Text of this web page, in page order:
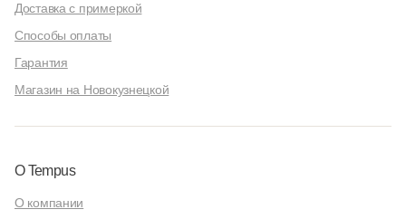
Доставка с примеркой
Способы оплаты
Гарантия
Магазин на Новокузнецкой
О Tempus
О компании